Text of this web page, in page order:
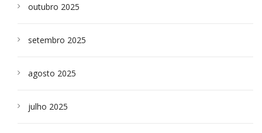
outubro 2025
setembro 2025
agosto 2025
julho 2025